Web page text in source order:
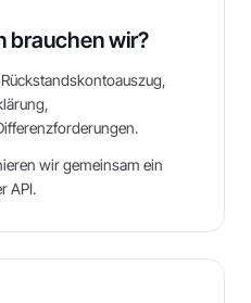
brauchen wir?
wir gemeinsam ein
API.